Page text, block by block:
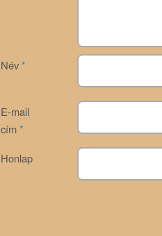
Név*
E-mail
cím*
Honlap